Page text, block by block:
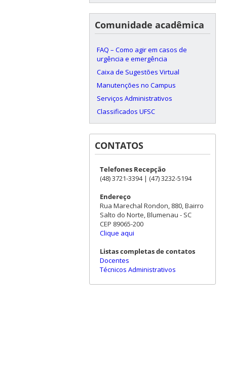
Comunidade acadêmica
FAQ – Como agir em casos de
urgência e emergência
Caixa de Sugestões Virtual
Manutenções no Campus
Serviços Administrativos
Classificados UFSC
CONTATOS
Telefones Recepção
(48) 3721-3394 | (47) 3232-5194
Endereço
Rua Marechal Rondon, 880, Bairro
Salto do Norte, Blumenau - SC
CEP 89065-200
Clique aqui
Listas completas de contatos
Docentes
Técnicos Administrativos